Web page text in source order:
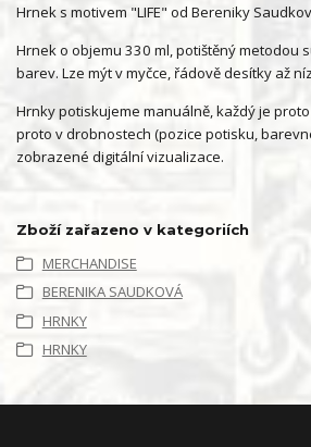
Hrnek s motivem "LIFE" od Bereniky
Hrnek o objemu 330 ml, potištěný metodou
barev. Lze mýt v myčce, řádově desítky až
Hrnky potiskujeme manuálně, každý je
proto v drobnostech (pozice potisku,
zobrazené digitální vizualizace.
Zboží zařazeno v kategoriích
MERCHANDISE
BERENIKA SAUDKOVÁ
HRNKY
HRNKY